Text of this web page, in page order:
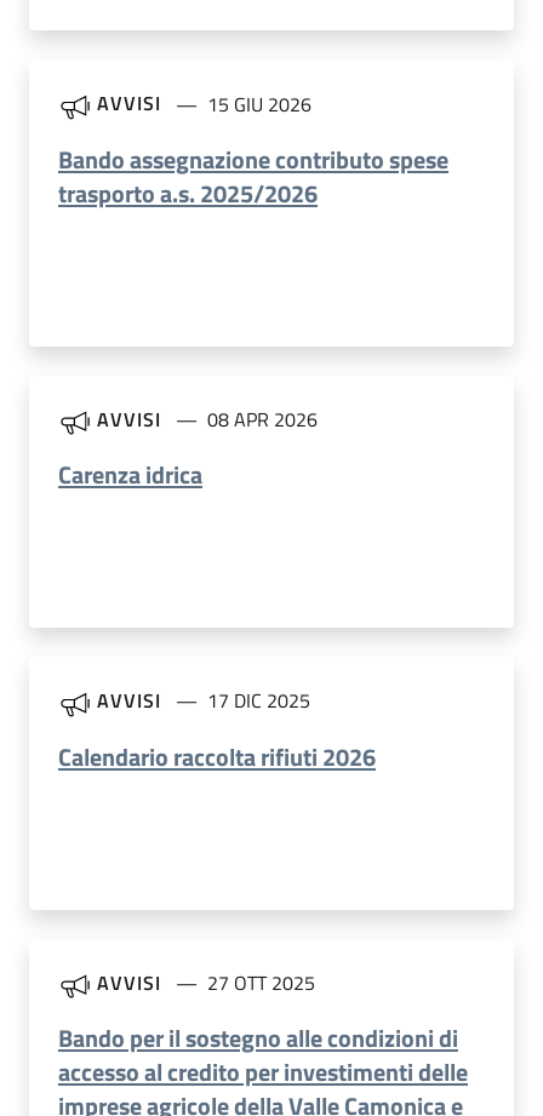
AVVISI 15 GIU 2026
Bando assegnazione contributo spese
trasporto a.s. 2025/2026
AVVISI 08 APR 2026
Carenza idrica
AVVISI 17 DIC 2025
Calendario raccolta rifiuti 2026
AVVISI 27 OTT 2025
Bando per il sostegno alle condizioni di
accesso al credito per investimenti delle
imprese agricole della Valle Camonica e